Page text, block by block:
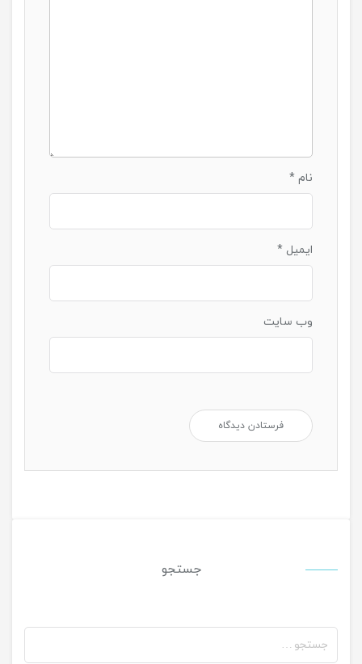
نام *
ایمیل *
وب‌ سایت
جستجو
جستجو
برای: